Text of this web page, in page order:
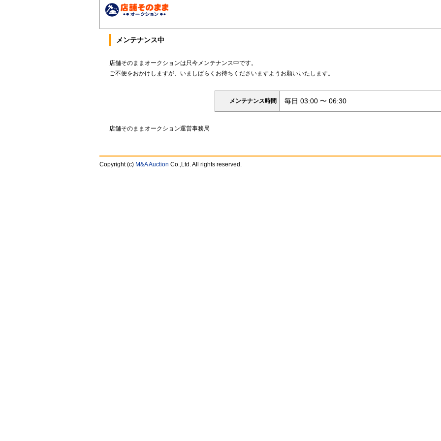
メンテナンス中
店舗そのままオークションは只今メンテナンス中です。
ご不便をおかけしますが、いましばらくお待ちくださいますようお願いいたします。
メンテナンス時間 毎日 03:00 〜 06:30
店舗そのままオークション運営事務局
Copyright (c) M&A Auction Co.,Ltd. All rights reserved.